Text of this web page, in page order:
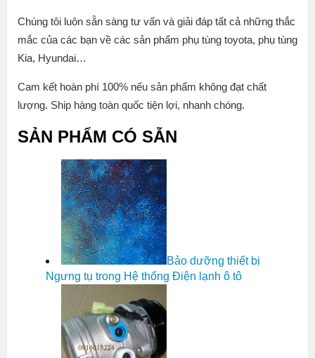
Chúng tôi luôn sẵn sàng tư vấn và giải đáp tất cả những thắc
mắc của các bạn về các sản phẩm phụ tùng toyota, phụ tùng
Kia, Hyundai…
Cam kết hoàn phí 100% nếu sản phẩm không đạt chất
lượng. Ship hàng toàn quốc tiện lợi, nhanh chóng.
SẢN PHẨM CÓ SẴN
Bảo dưỡng thiết bị
Ngưng tụ trong Hệ thống Điện lạnh ô tô